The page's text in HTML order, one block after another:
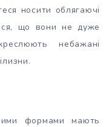
носити облягаючі
що вони не дуже
небажані
формами мають